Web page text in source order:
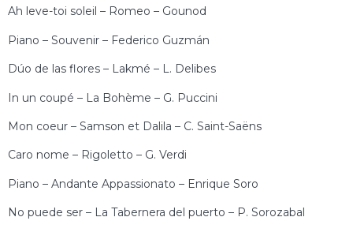
Ah leve-toi soleil – Romeo – Gounod
Piano – Souvenir – Federico Guzmán
Dúo de las flores – Lakmé – L. Delibes
In un coupé – La Bohème – G. Puccini
Mon coeur – Samson et Dalila – C. Saint-Saëns
Caro nome – Rigoletto – G. Verdi
Piano – Andante Appassionato – Enrique Soro
No puede ser – La Tabernera del puerto – P. Sorozabal